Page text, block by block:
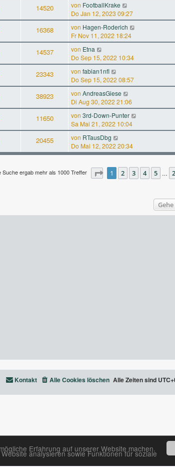
Erfahrung auf unserer Website machen.
analysieren sowie Funktionen für soziale
14520 von FootballKrake
Do Jan 12, 2023 09:27
16368 von Hagen-Roderich
Fr Nov 11, 2022 18:24
14537 von Etna
Do Sep 15, 2022 10:34
23343 von fabian1nfl
Do Sep 15, 2022 08:57
38923 von AndreasGiese
Di Aug 30, 2022 21:06
11650 von 3rd-Down-Punter
Sa Mai 21, 2022 10:04
20455 von RTausDbg
Do Mai 12, 2022 20:34
Suche ergab mehr als 1000 Treffer Seite 1von 20
1 2 3 4 5 …
Alle Zeiten sind
Alle Cookies löschen
Kontakt